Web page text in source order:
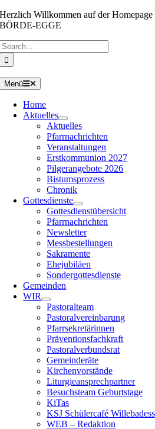
Zum
Inhalt
Herzlich Willkommen auf der Homepage
BÖRDE-EGGE
Menü
Home
Aktuelles
Aktuelles
Pfarrnachrichten
Veranstaltungen
Erstkommunion 2027
Pilgerangebote 2026
Bistumsprozess
Chronik
Gottesdienste
Gottesdienstübersicht
Pfarrnachrichten
Newsletter
Messbestellungen
Sakramente
Ehejubiläen
Sondergottesdienste
Gemeinden
WIR
Pastoralteam
Pastoralvereinbarung
Pfarrsekretärinnen
Präventionsfachkraft
Pastoralverbundsrat
Gemeinderäte
Kirchenvorstände
Liturgieansprechpartner
Besuchsteam Geburtstage
KiTas
KSJ Schülercafé
WEB – Redaktion